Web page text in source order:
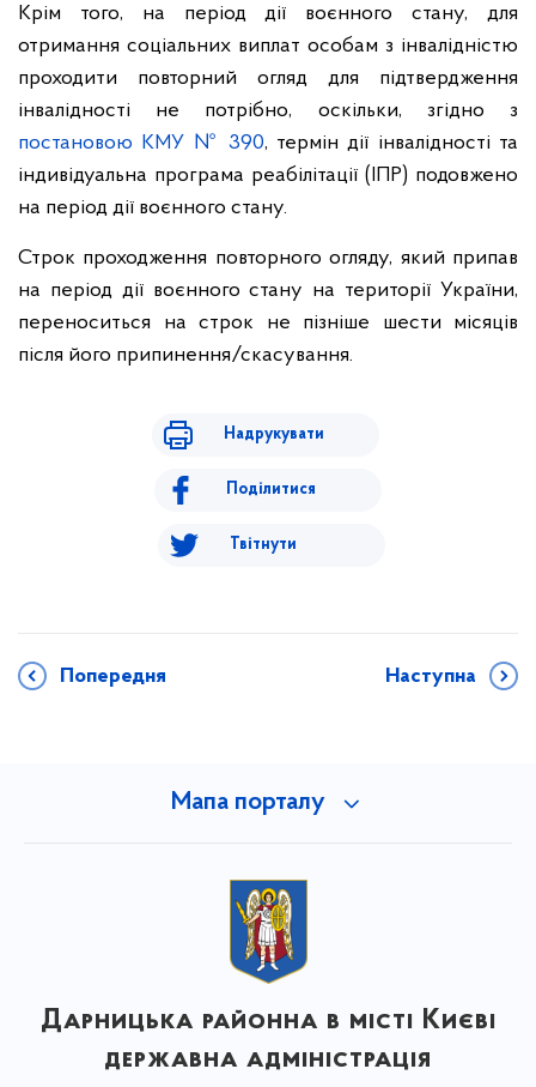
Крім того, на період дії воєнного стану, для
отримання соціальних виплат особам з інвалідністю
проходити повторний огляд для підтвердження
інвалідності не потрібно, оскільки, згідно з
постановою КМУ № 390, термін дії інвалідності та
індивідуальна програма реабілітації (ІПР) подовжено
на період дії воєнного стану.
Строк проходження повторного огляду, який припав
на період дії воєнного стану на території України,
переноситься на строк не пізніше шести місяців
після його припинення/скасування.
Надрукувати
Поділитися
Твітнути
Попередня Наступна
Мапа порталу
Дарницька районна в місті Києві
державна адміністрація